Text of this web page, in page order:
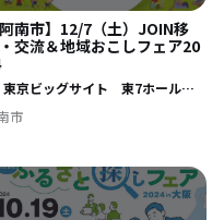
阿南市】12/7（土）JOIN移
交流＆地域おこしフェア20
東京ビッグサイト 東7ホール 東京都江東区有明3-11-1
市